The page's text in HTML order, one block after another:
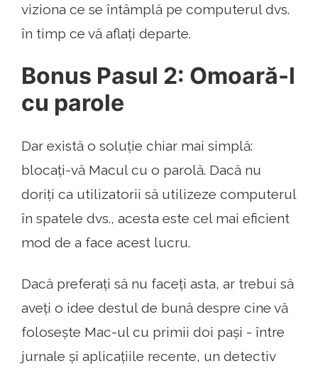
viziona ce se întâmplă pe computerul dvs.
în timp ce vă aflați departe.
Bonus Pasul 2: Omoară-l
cu parole
Dar există o soluție chiar mai simplă:
blocați-vă Macul cu o parolă. Dacă nu
doriți ca utilizatorii să utilizeze computerul
în spatele dvs., acesta este cel mai eficient
mod de a face acest lucru.
Dacă preferați să nu faceți asta, ar trebui să
aveți o idee destul de bună despre cine vă
folosește Mac-ul cu primii doi pași - între
jurnale și aplicațiile recente, un detectiv